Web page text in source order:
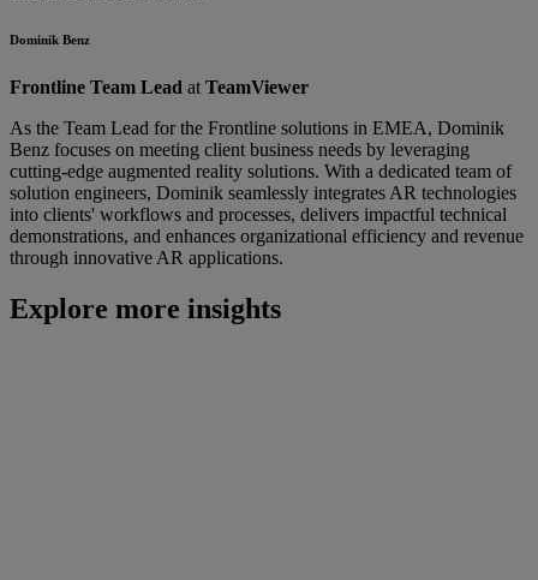
Dominik Benz
Frontline Team Lead at TeamViewer
As the Team Lead for the Frontline solutions in EMEA, Dominik
Benz focuses on meeting client business needs by leveraging
cutting-edge augmented reality solutions. With a dedicated team of
solution engineers, Dominik seamlessly integrates AR technologies
into clients' workflows and processes, delivers impactful technical
demonstrations, and enhances organizational efficiency and revenue
through innovative AR applications.
Explore more insights